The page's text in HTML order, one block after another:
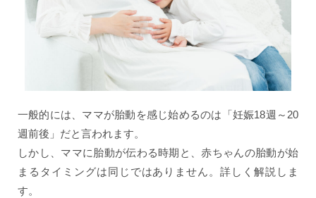
一般的には、ママが胎動を感じ始めるのは「妊娠18週～20
週前後」だと言われます。
しかし、ママに胎動が伝わる時期と、赤ちゃんの胎動が始
まるタイミングは同じではありません。詳しく解説しま
す。